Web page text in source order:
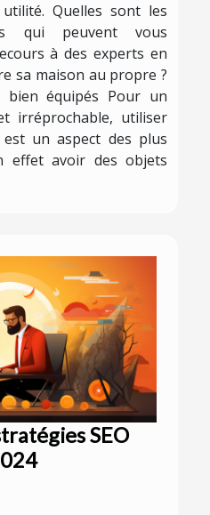
Quelles sont les
qui peuvent vous
à des experts en
sa maison au propre ?
bien équipés Pour un
irréprochable, utiliser
un aspect des plus
effet avoir des objets
SEO